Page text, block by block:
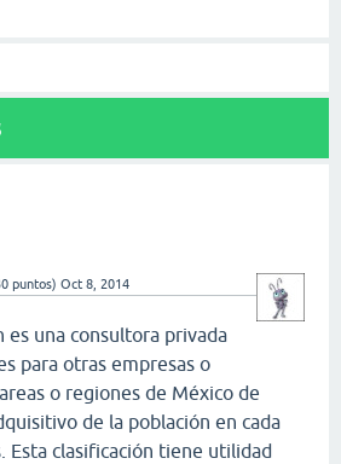
puntos) Oct 8, 2014
es una consultora privada
para otras empresas o
o regiones de México de
de la población en cada
Esta clasificación tiene utilidad